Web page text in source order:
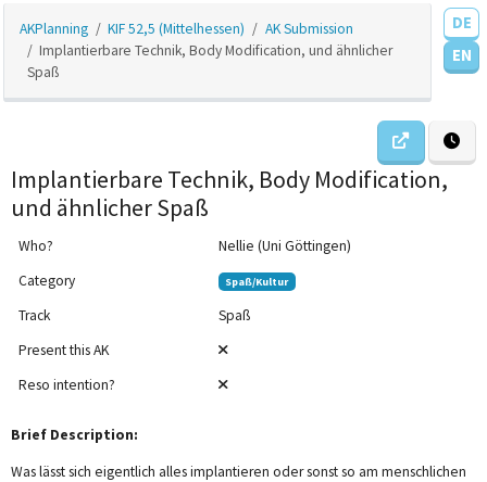
DE
EN
AKPlanning KIF 52,5 (Mittelhessen)
AK Submission
Implantierbare Technik, Body Modification, und ähnlicher
Spaß
Implantierbare Technik, Body Modification,
und ähnlicher Spaß
Who?
Nellie (Uni Göttingen)
Category
Spaß/Kultur
Track
Spaß
Present this AK
Reso intention?
Brief Description:
Was lässt sich eigentlich alles implantieren oder sonst so am menschlichen